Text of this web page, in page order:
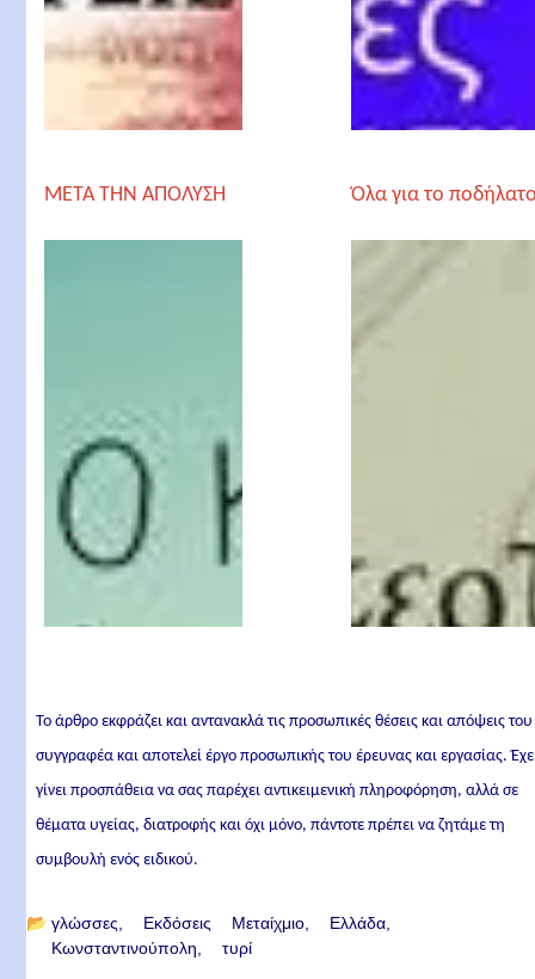
META THN AΠΟΛΥΣΗ Όλα για το
Το άρθρο εκφράζει και αντανακλά τις προσωπικές θέσεις και απόψεις του
συγγραφέα και αποτελεί έργο προσωπικής του έρευνας και εργασίας.
γίνει προσπάθεια να σας παρέχει αντικειμενική πληροφόρηση, αλλά σε
θέματα υγείας, διατροφής και όχι μόνο, πάντοτε πρέπει να ζητάμε τη
συμβουλή ενός ειδικού.
📂 γλώσσες Εκδόσεις Μεταίχμιο
Ελλάδα
Κωνσταντινούπολη
τυρί